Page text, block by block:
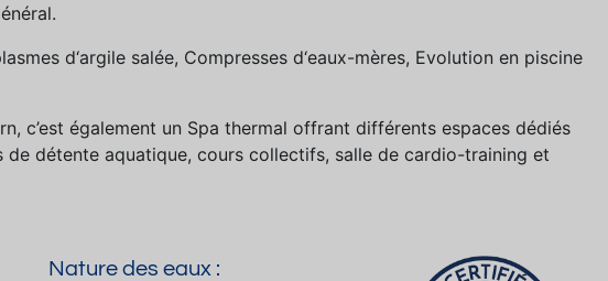
d‘argile salée, Compresses d‘eaux-mères, Evolution en piscine
c’est également un Spa thermal offrant différents espaces dédiés
détente aquatique, cours collectifs, salle de cardio-training et
Nature des eaux :